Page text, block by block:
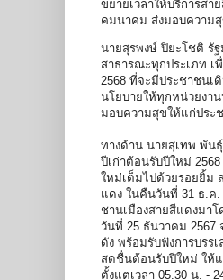
ขยายเวลาให้บริการส
คมนาคม ส่งมอบความ
นายสุรพงษ์ ปิยะโชติ รั
สาธารณะทุกประเภท เ
2568 ที่จะมีประชาชนเ
นโยบายให้ทุกหน่วยงา
มอบความสุขให้แก่ประ
ทางด้าน นายสุเทพ พัน
ปีเก่าต้อนรับปีใหม่
ใหม่เต็มไปด้วยรอยยิ้ม
แดง ในคืนวันที่ 31 ธ.ค.
ชานเมืองสายสีแดงมา
วันที่ 25 ธันวาคม 2567
ดัง พร้อมรับฟังการบรร
สดชื่นต้อนรับปีใหม่ ให้
ตั้งแต่เวลา 05.30 น. -